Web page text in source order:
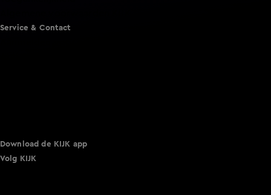
Service & Contact
Download de KIJK app
Volg KIJK